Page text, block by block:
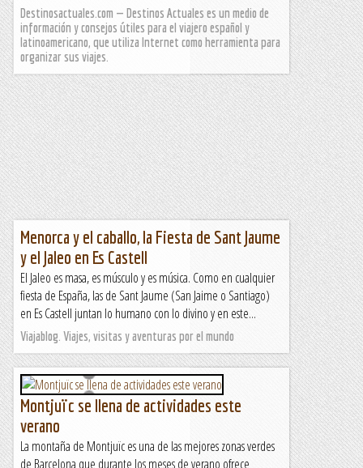
Destinosactuales.com — Destinos Actuales es un medio de
información y consejos útiles para el viajero español y
latinoamericano, que utiliza Internet como herramienta para
organizar sus viajes.
Menorca y el caballo, la Fiesta de Sant Jaume
y el Jaleo en Es Castell
El Jaleo es masa, es músculo y es música. Como en cualquier
fiesta de España, las de Sant Jaume (San Jaime o Santiago)
en Es Castell juntan lo humano con lo divino y en este...
Viajablog. Viajes, visitas y aventuras por el mundo
Montjuïc se llena de actividades este
verano
La montaña de Montjuïc es una de las mejores zonas verdes
de Barcelona que durante los meses de verano ofrece